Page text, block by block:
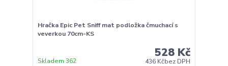
Hračka Epic Pet Sniff mat podložka čmuchací s
veverkou 70cm-KS
528 Kč
436 Kčbez DPH
Skladem 362